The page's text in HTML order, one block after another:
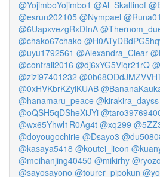
@YojimboYojimbo1 @Al_Skaltinof
@esrun202105 @Nympael
@6UapxvezgRxDInA
@chako67chako
@uyu1792561 @Alexandra_Clear
@contrail2016 @dj6xYG5Viqr21rQ
@zizi97401232
@0xHVKbrKZylKUAB
@hanamaru_peace @kirakira_dayss
@oQSH5qDSheXiJYi
@wx65Yhwl1R0Ag4t @xq299
@doyougochirie @Dsayo3
@kasaya5418 @koutei_lieon
@meihanjing40450 @mikirhy
@sayosayono @tourer_pipokun